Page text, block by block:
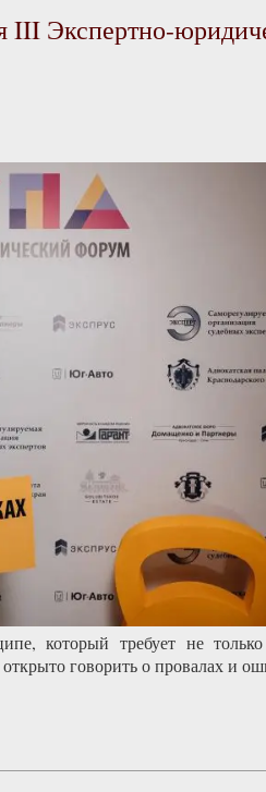
III Экспертно-
который требует не только
говорить о провалах и